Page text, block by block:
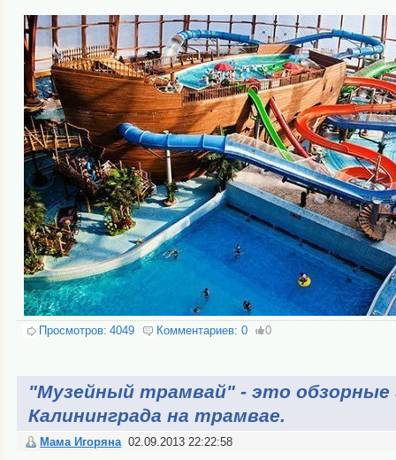
Просмотров: 4049 Комментариев: 0 0
"Музейный трамвай" - это обзорные
Калининграда на трамвае.
Мама Игоряна 02.09.2013 22:22:58